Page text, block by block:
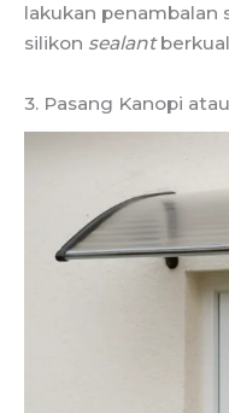
lakukan penambalan
silikon sealant
3. Pasang Kanopi